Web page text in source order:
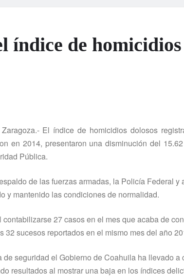
í­ndice de
El í­ndice de homicidios dolosos
en 2014, presentaron una disminución del
Pública.
de las fuerzas armadas, la Policí­a Federal y
y mantenido las condiciones de normalidad.
27 casos en el mes que acaba de
sucesos reportados en el mismo mes del año
seguridad el Gobierno de Coahuila ha llevado a
resultados al mostrar una baja en los í­ndices